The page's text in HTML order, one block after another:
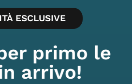
ESCLUSIVE
primo le
arrivo!